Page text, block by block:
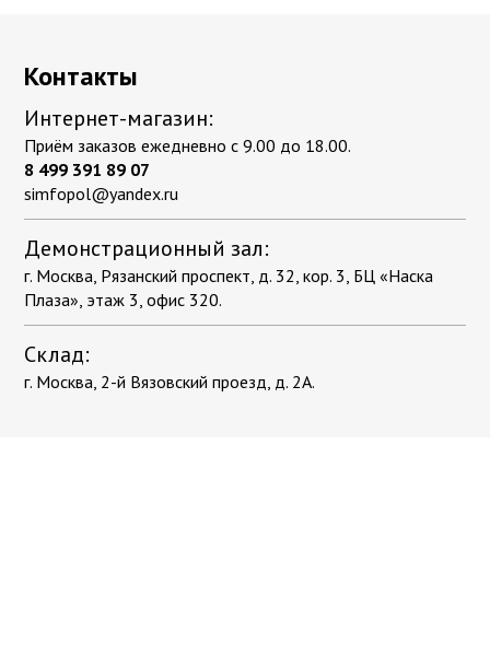
Контакты
Интернет-магазин:
Приём заказов ежедневно с 9.00 до 18.00.
8 499 391 89 07
simfopol@yandex.ru
Демонстрационный зал:
г. Москва, Рязанский проспект, д. 32, кор. 3, БЦ «Наска
Плаза», этаж 3, офис 320.
Склад:
г. Москва, 2-й Вязовский проезд, д. 2А.